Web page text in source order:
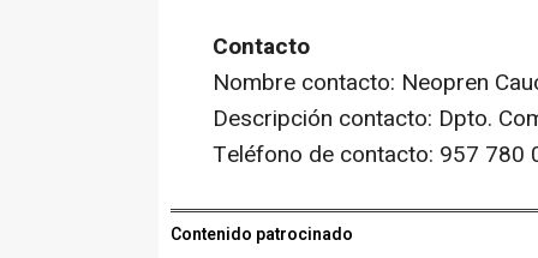
Contacto
Nombre contacto: Neopren
Descripción contacto: Dpto.
Teléfono de contacto: 957 780
Contenido patrocinado